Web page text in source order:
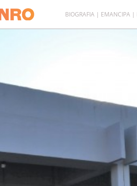
BIOGRAFIA EMANCIPA